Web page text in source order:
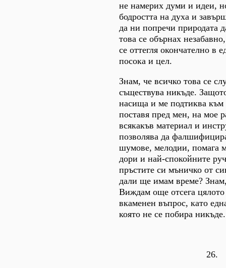
не намерих думи и идеи,
бодростта на духа и
да ни попречи природата
това се обърнах
се оттегля окончателно в
посока и цел.
Знам, че всичко това се
съществува никъде.
насища и ме подтиква към
поставя пред мен, на мое
всякакъв материал и
позволява да
шумове, мелодии, помага
дори и най-спокойните
пръстите си мъничко от
дали ще имам време?
Виждам още отсега
вкаменен въпрос, като
която не се побира никъде.
26.